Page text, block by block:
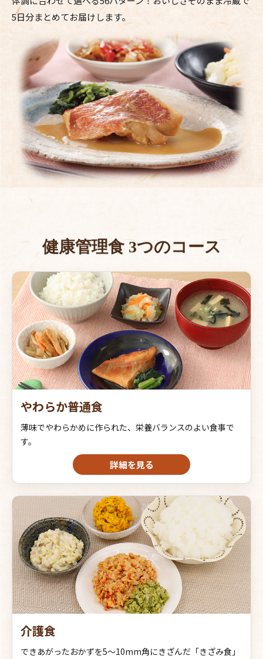
5日分まとめてお届けします。
健康管理食 3つのコース
やわらか普通食
薄味でやわらかめに作られた、栄養バランスのよい食事で
す。
詳細を見る
介護食
できあがったおかずを5～10mm角にきざんだ「きざみ食」